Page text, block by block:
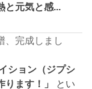
と元気と感...
、完成しまし
ション（ジプシ
ます！」
とい